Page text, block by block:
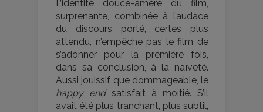
L’identité douce-amère du film,
surprenante, combinée à l’audace
du discours porté, certes plus
attendu, n’empêche pas le film de
s’adonner pour la première fois,
dans sa conclusion, à la naïveté.
Aussi jouissif que dommageable, le
happy endsatisfait à moitié. S’il
avait été plus tranchant, plus subtil,